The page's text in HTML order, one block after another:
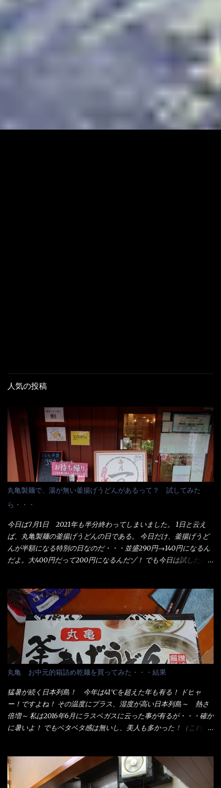
人気の投稿
丸亀製麺で、湯が無い釜揚げうどんがあるって？ 試してみた
ら・・・
今日は7月1日 2021年も半分終わってしまいました。 1日と云え
ば、丸亀製麺の釜揚げうどんの日である。 今日だけ、釜揚げうど
んが半額になる特別の日なのだ・・・並盛290円→140円になるん
だよ。大400円だって200円になるんだゾ！ でも今日は試したい
でる～ でもコレって食べきるまで湯に浸かっているわけで、最
初と最後では麺の固さというかコシが違う！ だったら湯なんか要
らないじゃん！ 茹で上げ直後の麺だけいいよ！となるでしょ
う。 事前にググって調べたら、やっぱり＜湯無し＞注文は、裏注
文方法としてあるらしい。 それと店員によっては、理解出来ない
者も居るらしい云う事。 そこでランチ混雑前に、行くのが店への
配慮でもある。 11:20 店内に入り・・・『釜揚げうどん得を湯ナ
シで！』と注文したら、近場にいたオッサン店員はキョトンとし
た顔『湯なし？』（これだ全く理解していないな） すると茹で方
の若い女性店員が『いい！いい！！』とオッサンを向こうへやっ
た。 でサッサと、木桶を用意してうどんだけ入れて出して来まし
た。 な～るほど、この事か・・・ で今日の2021年後半1回目のサ
＞サイズを食べられるか？である。 前回も、大しか食べていない
からね、得がどれくらいの満腹度になるのか？ この得サイズの木
桶は、銭湯で使う洗い桶サイズだなぁ～ この木桶サイズに、満々
丸亀 お中元的箱詰め乾麺を買ってみた・・・結果
猛暑が続く日本列島！ 今年は41℃を超えた年も有る！ ドヒャ
ー！ですよね！ その温度にプラス、湿度が高い日本列島～ 熱さ
倍増～ 私は2016年6月にラスベガスに云った事が有るが・・・確か
に暑いよ！ でもベタベタ感は無いし、美人も多かった！（これは
中元は、丁度お盆の夏場に日頃お世話になっている方への＜ご挨
拶＞としての贈り物の習慣です。 今では、大分廃れてしまってい